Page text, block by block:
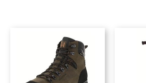
Kalte Füße auf dem Ansitz im Winter, Feuchtigkeit im
Druckstellen machen die Bewegungsjagd, den Weg
Aktivitäten auf der Jagd sehr unangenehm. Bei
eine vielseitige Auswahl funktionaler, bequemer
Gerne helfen Ihnen unsere Experten bei der